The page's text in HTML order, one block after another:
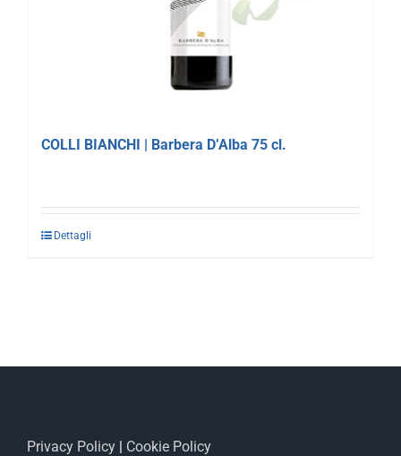
COLLI BIANCHI | Barbera D’Alba 75 cl.
Dettagli
Privacy Policy Cookie Policy